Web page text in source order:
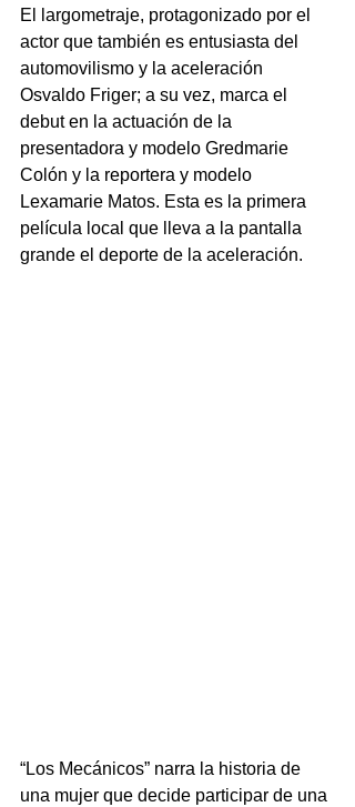
El largometraje, protagonizado por el
actor que también es entusiasta del
automovilismo y la aceleración
Osvaldo Friger; a su vez, marca el
debut en la actuación de la
presentadora y modelo Gredmarie
Colón y la reportera y modelo
Lexamarie Matos. Esta es la primera
película local que lleva a la pantalla
grande el deporte de la aceleración.
“Los Mecánicos” narra la historia de
una mujer que decide participar de una